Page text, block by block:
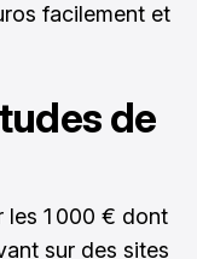
facilement et
de
les 1 000 € dont
sur des sites